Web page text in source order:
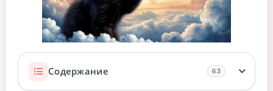
Docker Swarm
Kubernetes
Все шпаргалки
Содержание 63